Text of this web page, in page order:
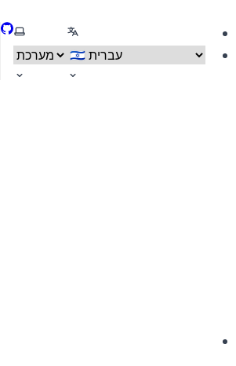
GitHub
בחרו פרופיל צבע
בחרו שפה